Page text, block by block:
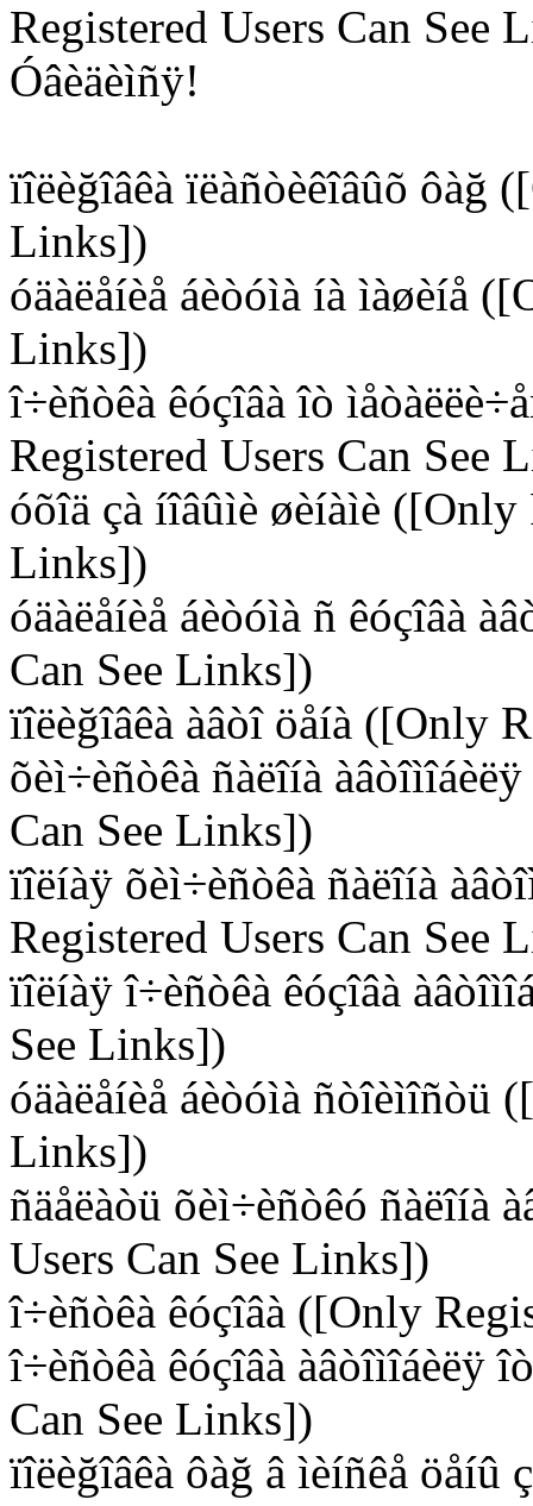
Registered Users Can See
Óâèäèìñÿ!
ïîëèğîâêà ïëàñòèêîâûõ ôàğ
Links])
óäàëåíèå áèòóìà íà ìàøèíå
Links])
î÷èñòêà êóçîâà îò
Registered Users Can See
óõîä çà íîâûìè øèíàìè ([Only
Links])
óäàëåíèå áèòóìà ñ êóçîâà
Can See Links])
ïîëèğîâêà àâòî öåíà ([Only
õèì÷èñòêà ñàëîíà
Can See Links])
ïîëíàÿ õèì÷èñòêà ñàëîíà
Registered Users Can See
ïîëíàÿ î÷èñòêà êóçîâà
See Links])
óäàëåíèå áèòóìà ñòîèìîñòü
Links])
ñäåëàòü õèì÷èñòêó ñàëîíà
Users Can See Links])
î÷èñòêà êóçîâà ([Only
î÷èñòêà êóçîâà àâòîìîáèëÿ
Can See Links])
ïîëèğîâêà ôàğ â ìèíñêå öåíû